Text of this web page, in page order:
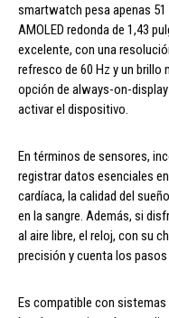
smartwatch pesa apenas
AMOLED redonda de 1,43
excelente, con una
refresco de 60 Hz y un brillo
opción de always-on-
activar el dispositivo.
En términos de sensores,
registrar datos esenciales
cardíaca, la calidad del
en la sangre. Además, si
al aire libre, el reloj, con su
precisión y cuenta los
Es compatible con